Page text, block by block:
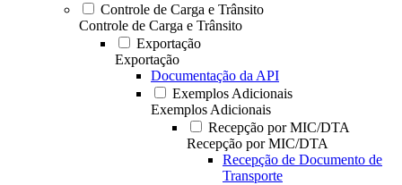
Controle de Carga e Trânsito
Controle de Carga e Trânsito
Exportação
Exportação
Documentação da API
Exemplos Adicionais
Exemplos Adicionais
Recepção por MIC/DTA
Recepção por MIC/DTA
Recepção de Documento de
Transporte